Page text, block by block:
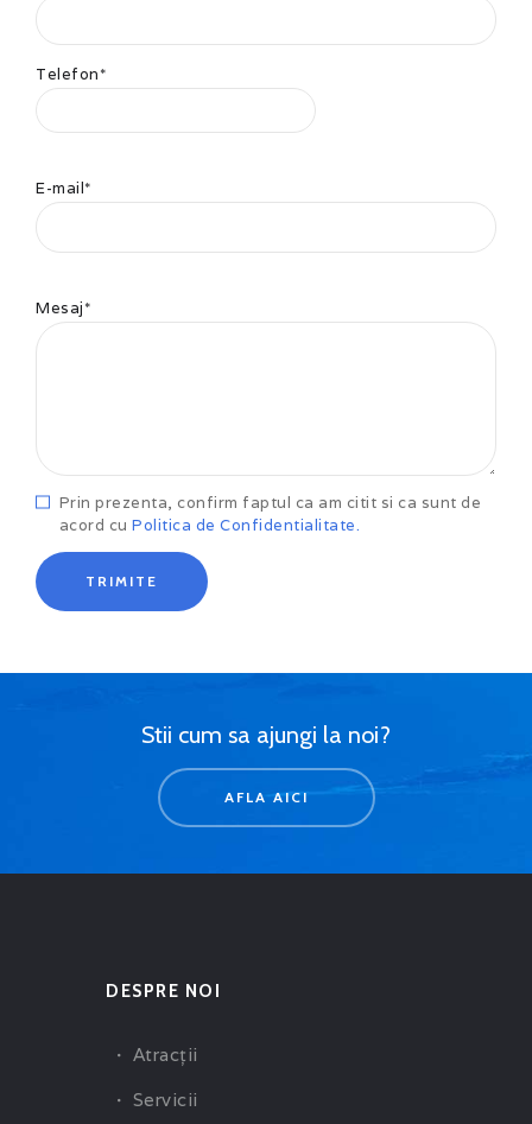
Telefon*
E-mail*
Mesaj*
Prin prezenta, confirm faptul ca am citit si ca sunt de
acord cu Politica de Confidentialitate.
Stii cum sa ajungi la noi?
AFLA AICI
DESPRE NOI
Atracţii
Servicii